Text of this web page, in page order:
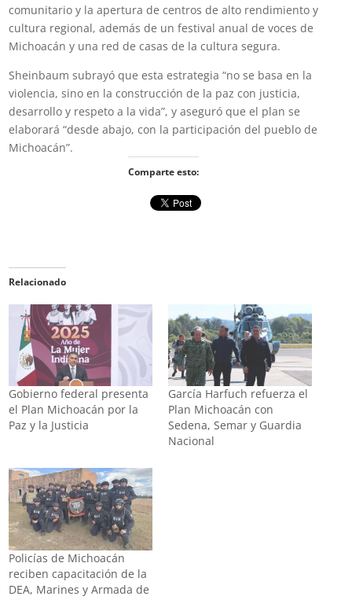
comunitario y la apertura de centros de alto rendimiento y
cultura regional, además de un festival anual de voces de
Michoacán y una red de casas de la cultura segura.
Sheinbaum subrayó que esta estrategia “no se basa en la
violencia, sino en la construcción de la paz con justicia,
desarrollo y respeto a la vida”, y aseguró que el plan se
elaborará “desde abajo, con la participación del pueblo de
Michoacán”.
Comparte esto:
Relacionado
Gobierno federal presenta
el Plan Michoacán por la
Paz y la Justicia
García Harfuch refuerza el
Plan Michoacán con
Sedena, Semar y Guardia
Nacional
Policías de Michoacán
reciben capacitación de la
DEA, Marines y Armada de